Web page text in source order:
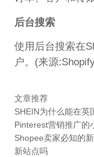
后台搜索
使用后台搜索在
户。(来源
文章推荐
SHEIN为什么能在英
Pinterest营销推广的
Shopee卖家必知的
新站点吗